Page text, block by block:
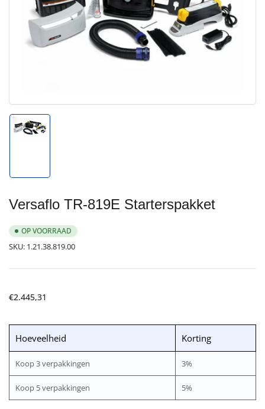
Media
1
openen
in
Versaflo TR-819E Starterspakket
OP VOORRAAD
SKU: 1.21.38.819.00
Normale
€2.445,31
Hoeveelheid Korting
Koop 3 verpakkingen 3%
Koop 5 verpakkingen 5%